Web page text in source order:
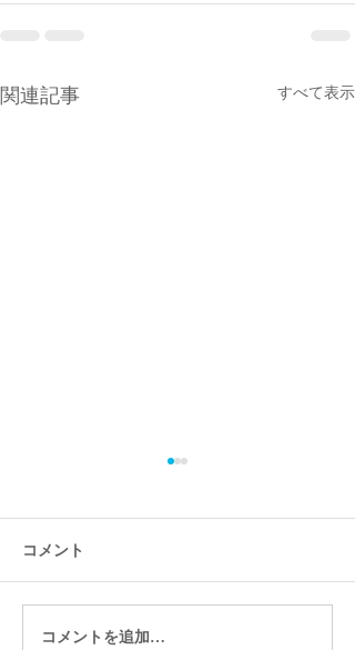
関連記事 すべて表示
ユーザー向けのモバイル
コメント
コメントを追加…